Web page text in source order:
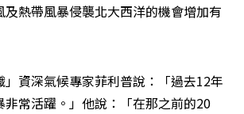
熱帶風暴侵襲北大西洋的機會增加有
」資深氣候專家菲利普說：「過去12年
非常活躍。」他說：「在那之前的20